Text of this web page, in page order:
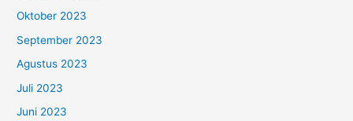
Oktober 2023
September 2023
Agustus 2023
Juli 2023
Juni 2023